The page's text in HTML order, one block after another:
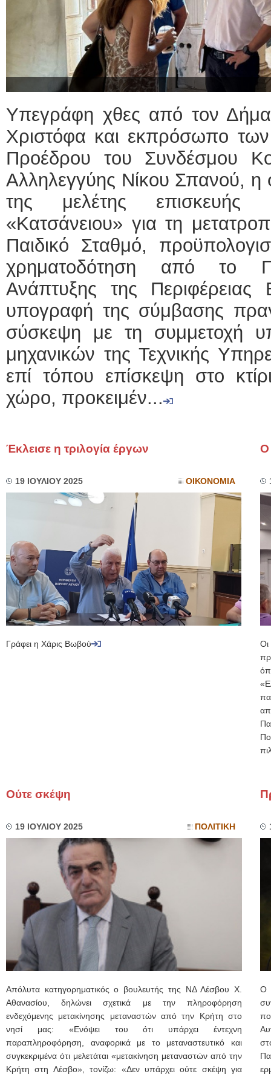
Υπεγράφη χθες από τον
Χριστόφα και εκπρόσωπο
Προέδρου του Συνδέσμου
Αλληλεγγύης Νίκου Σπανού, η
της μελέτης επισκευής
«Κατσάνειου» για τη
Παιδικό Σταθμό,
χρηματοδότηση από το
Ανάπτυξης της Περιφέρειας
υπογραφή της σύμβασης
σύσκεψη με τη συμμετοχή
μηχανικών της Τεχνικής
επί τόπου επίσκεψη στο
χώρο, προκειμέν...
Έκλεισε η τριλογία έργων
19 ΙΟΥΛΙΟΥ 2025 ΟΙΚΟΝΟΜΙΑ
Γράφει η Χάρις Βωβού
Ο
Οι
Ούτε σκέψη
19 ΙΟΥΛΙΟΥ 2025 ΠΟΛΙΤΙΚΗ
Απόλυτα κατηγορηματικός ο βουλευτής της ΝΔ Λέσβου Χ.
Αθανασίου, δηλώνει σχετικά με την πληροφόρηση
ενδεχόμενης μετακίνησης μεταναστών από την Κρήτη στο
νησί μας: «Ενόψει του ότι υπάρχει έντεχνη
παραπληροφόρηση, αναφορικά με το μεταναστευτικό και
συγκεκριμένα ότι μελετάται «μετακίνηση μεταναστών από την
Κρήτη στη Λέσβο», τονίζω: «Δεν υπάρχει ούτε σκέψη για
Ο